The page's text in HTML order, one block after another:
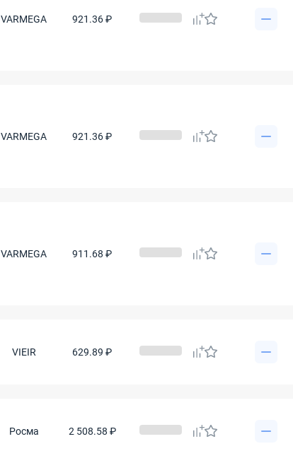
VARMEGA 921.36 ₽
VARMEGA 921.36 ₽
VARMEGA 911.68 ₽
VIEIR 629.89 ₽
Росма 2 508.58 ₽